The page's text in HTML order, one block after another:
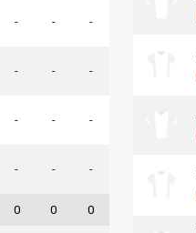
- - -
- - -
- - -
- - -
0 0 0